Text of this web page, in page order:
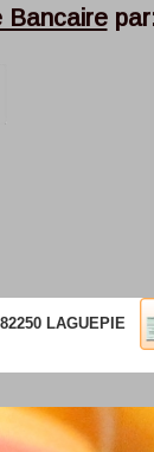
Bancaire
LAGUEPIE